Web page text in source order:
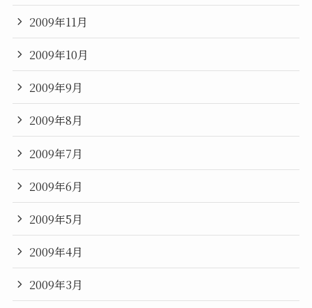
2009年11月
2009年10月
2009年9月
2009年8月
2009年7月
2009年6月
2009年5月
2009年4月
2009年3月